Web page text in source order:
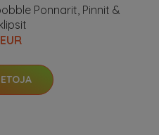
Ponnarit, Pinnit &